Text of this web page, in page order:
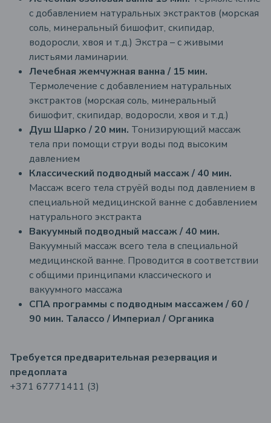
с добавлением натуральных экстрактов (морская
соль, минеральный бишофит, скипидар,
водоросли, хвоя и т.д.) Экстра – с живыми
листьями ламинарии.
Лечебная жемчужная ванна / 15 мин.
Термолечение с добавлением натуральных
экстрактов (морская соль, минеральный
бишофит, скипидар, водоросли, хвоя и т.д.)
Душ Шарко / 20 мин. Тонизирующий массаж
тела при помощи струи воды под высоким
давлением
Классический подводный массаж / 40 мин.
Массаж всего тела струёй воды под давлением в
специальной медицинской ванне с добавлением
натурального экстракта
Вакуумный подводный массаж / 40 мин.
Вакуумный массаж всего тела в специальной
медицинской ванне. Проводится в соответствии
с общими принципами классического и
вакуумного массажа
СПА программы с подводным массажем / 60 /
90 мин. Талассо / Империал / Органика
Требуется предварительная резервация и
предоплата
+371 67771411 (3)